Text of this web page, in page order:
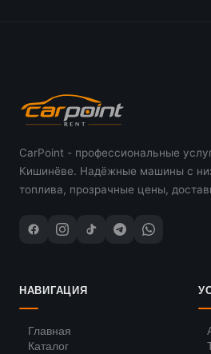
CarPoint - профессиональные
Кишинёве. Надёжные машины с
топлива, прозрачные цены,
НАВИГАЦИЯ
Главная
Каталог